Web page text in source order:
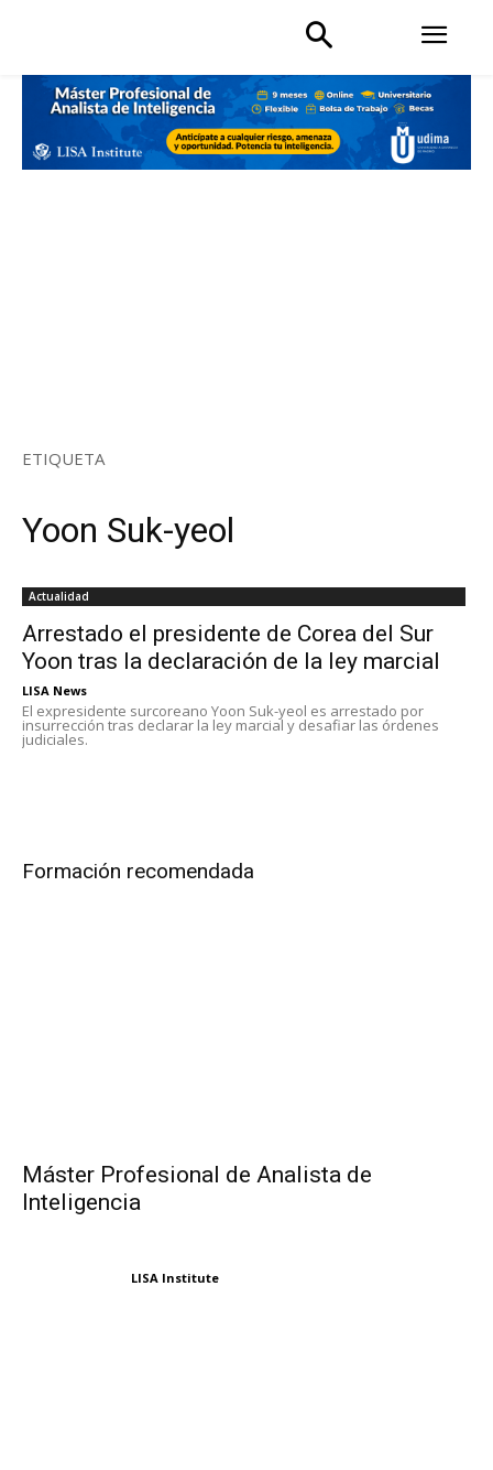
ETIQUETA
Yoon Suk-yeol
Actualidad
Arrestado el presidente de Corea del Sur
Yoon tras la declaración de la ley marcial
LISA News
El expresidente surcoreano Yoon Suk-yeol es arrestado por
insurrección tras declarar la ley marcial y desafiar las órdenes
judiciales.
Formación recomendada
Máster Profesional de Analista de
Inteligencia
LISA Institute